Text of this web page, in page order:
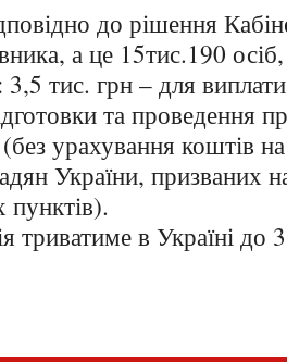
до рішення
а це 15тис.190
тис. грн – для
та проведення
урахування коштів
України, призваних
пунктів).
триватиме в Україні до